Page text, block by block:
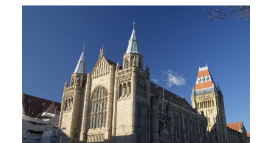
ある方に向けて、世界の人気大学を中心に「そこが知りた
い！」と思うポイントと、コロナ禍の最新トピックスをま
とめた情報をお届けしています。